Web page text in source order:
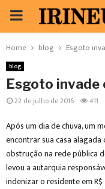
PRIMARY
MENU
Home blog Esgoto
blog
Esgoto invade
22 de julho de 2016 411
Após um dia de chuva, um
encontrar sua casa
obstrução na rede pública
levou a autarquia
indenizar o residente em